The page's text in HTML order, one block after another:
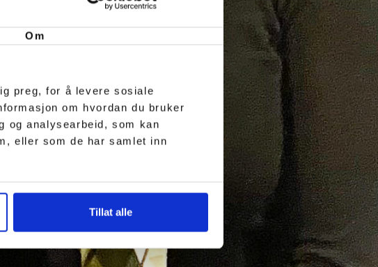
Om
preg, for å levere sosiale
om hvordan du bruker
og analysearbeid, som kan
eller som de har samlet inn
Tillat alle